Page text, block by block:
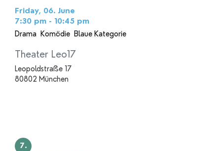
Friday, 06. June
7:30 pm - 10:45 pm
Drama
Komödie Blaue Kategorie
Theater Leo17
Leopoldstraße 17
80802 München
7.